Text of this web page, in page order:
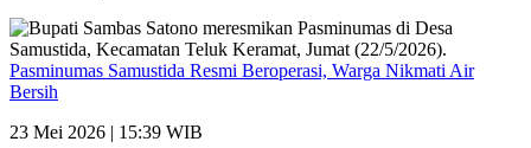
Pasminumas Samustida Resmi Beroperasi, Warga Nikmati Air
Bersih
23 Mei 2026 | 15:39 WIB